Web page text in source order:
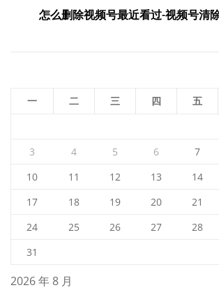
怎么删除视频号最近看过-视频号清
2026 年 8 月
一 二 三 四 五
3
4 5 6 7
10
11 12 13 14
17
18 19 20 21
24
25 26 27 28
31